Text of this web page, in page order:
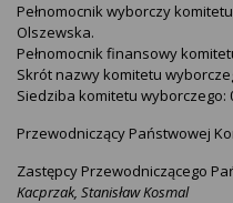
Pełnomocnik wyborczy
Olszewska.
Pełnomocnik finansowy
Skrót nazwy komitetu
Siedziba komitetu wyborczego:
Przewodniczący Państwowej
Zastępcy Przewodniczącego
Kacprzak, Stanisław Kosmal